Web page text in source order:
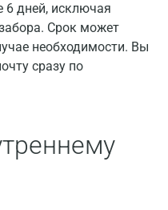
6 дней, исключая
Срок может
необходимости. Вы
сразу по